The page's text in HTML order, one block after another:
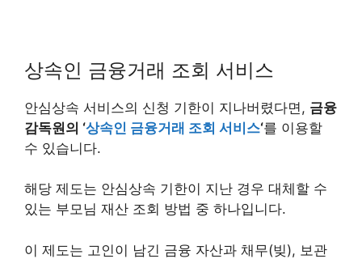
상속인 금융거래 조회 서비스
안심상속 서비스의 신청 기한이 지나버렸다면, 금융
감독원의 ‘상속인 금융거래 조회 서비스‘를 이용할
수 있습니다.
해당 제도는 안심상속 기한이 지난 경우 대체할 수
있는 부모님 재산 조회 방법 중 하나입니다.
이 제도는 고인이 남긴 금융 자산과 채무(빚), 보관